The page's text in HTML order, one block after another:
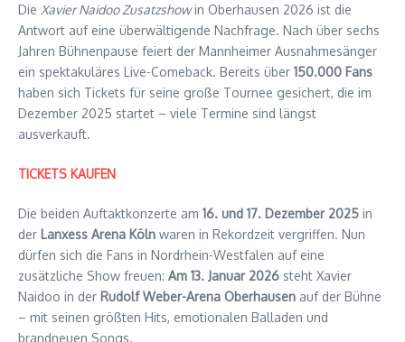
Die Xavier Naidoo Zusatzshowin Oberhausen 2026 ist die
Antwort auf eine überwältigende Nachfrage. Nach über sechs
Jahren Bühnenpause feiert der Mannheimer Ausnahmesänger
ein spektakuläres Live-Comeback. Bereits über 150.000 Fans
haben sich Tickets für seine große Tournee gesichert, die im
Dezember 2025 startet – viele Termine sind längst
ausverkauft.
TICKETS KAUFEN
Die beiden Auftaktkonzerte am 16. und 17. Dezember 2025 in
der Lanxess Arena Köln waren in Rekordzeit vergriffen. Nun
dürfen sich die Fans in Nordrhein-Westfalen auf eine
zusätzliche Show freuen: Am 13. Januar 2026 steht Xavier
Naidoo in der Rudolf Weber-Arena Oberhausen auf der Bühne
– mit seinen größten Hits, emotionalen Balladen und
brandneuen Songs.